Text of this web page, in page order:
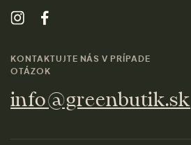
KONTAKTUJTE NÁS V PRÍPADE
OTÁZOK
info@greenbutik.sk